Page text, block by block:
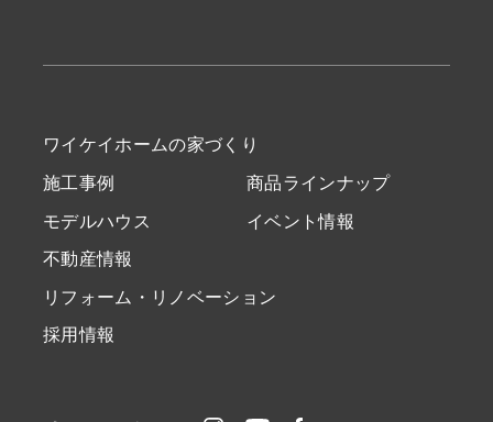
ワイケイホームの家づくり
施工事例 商品ラインナップ
モデルハウス イベント情報
不動産情報
リフォーム・リノベーション
採用情報